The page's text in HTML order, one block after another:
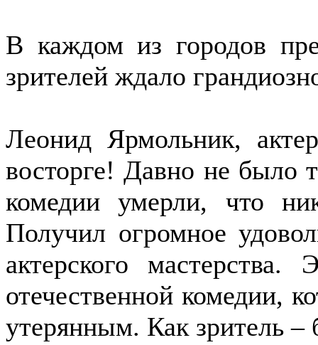
В каждом из городов
зрителей ждало
Леонид Ярмольник,
восторге! Давно не было
комедии умерли, что
Получил огромное
актерского
отечественной комедии,
утерянным. Как зритель –